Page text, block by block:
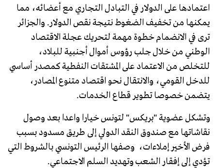
اعتمادها على الدولار في التبادل التجاري مع أعضائه، مما
يمكنها من تخفيف الضغوط نتيجة نقص الدولار. والجزائر
ترى في الانضمام خطوة مهمة لتحريك عجلة الاقتصاد
الوطني من خلال جلب رؤوس أموال أجنبية للبلاد،
للتخلص من الاعتماد على المشتقات النفطية كمصدر أساسي
للدخل القومي، والانتقال نحو اقتصاد متنوع المصادر،
يتضمن خصوصا تطوير قطاع الخدمات.
وتشكل عضوية "بريكس" لتونس خيارا واعدا بعد وصول
نقاشاتها مع صندوق النقد الدولي إلى طريق مسدود بسبب
فرض الأخير إملاءات، وصفها الرئيس التونسي بالشروط التي
تؤدي إلى إفقار الشعب وتهديد السلم الاجتماعي.